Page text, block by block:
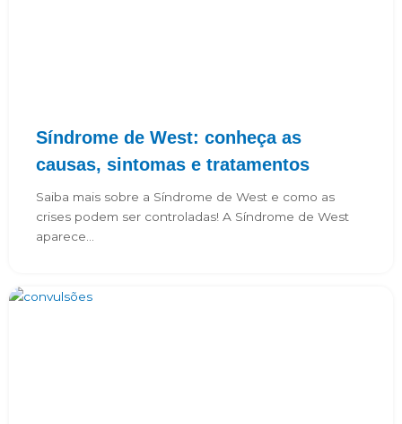
Síndrome de West: conheça as
causas, sintomas e tratamentos
Saiba mais sobre a Síndrome de West e como as
crises podem ser controladas! A Síndrome de West
aparece...